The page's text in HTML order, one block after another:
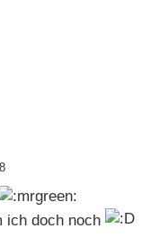
ich doch noch